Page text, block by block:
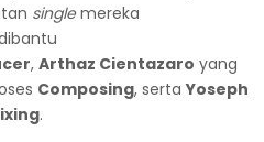
singlemereka
, Arthaz Cientazaro yang
Composing, sertaYoseph
.